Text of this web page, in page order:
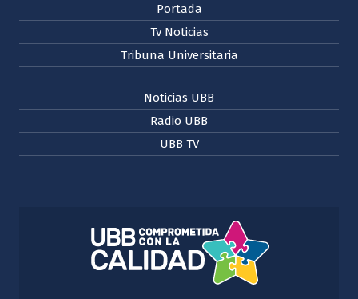
Portada
Tv Noticias
Tribuna Universitaria
Noticias UBB
Radio UBB
UBB TV